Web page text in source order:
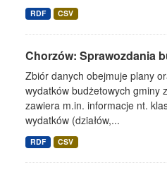
RDF CSV
Chorzów: Sprawozdania
Zbiór danych obejmuje plany
wydatków budżetowych gminy
zawiera m.in. informacje nt.
wydatków (działów,...
RDF CSV